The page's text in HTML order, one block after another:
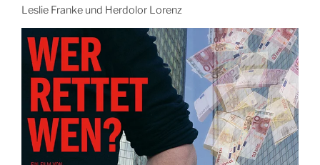
Leslie Franke und Herdolor Lorenz